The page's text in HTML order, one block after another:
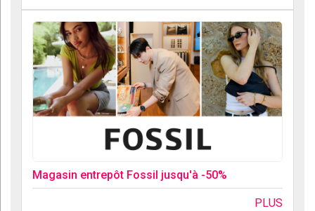
Magasin entrepôt Fossil jusqu'à -50%
PLUS